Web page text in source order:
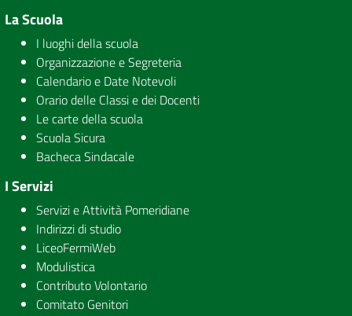
La Scuola
I luoghi della scuola
Organizzazione e Segreteria
Calendario e Date Notevoli
Orario delle Classi e dei Docenti
Le carte della scuola
Scuola Sicura
Bacheca Sindacale
I Servizi
Servizi e Attività Pomeridiane
Indirizzi di studio
LiceoFermiWeb
Modulistica
Contributo Volontario
Comitato Genitori